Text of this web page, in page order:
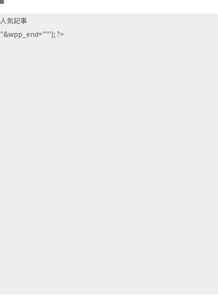
人気記事
"&wpp_end=""'); ?>